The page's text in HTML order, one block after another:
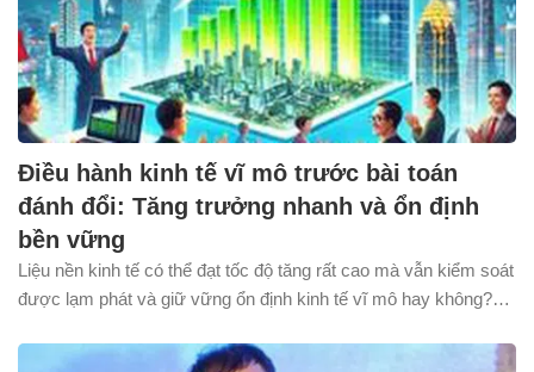
Điều hành kinh tế vĩ mô trước bài toán
đánh đổi: Tăng trưởng nhanh và ổn định
bền vững
Liệu nền kinh tế có thể đạt tốc độ tăng rất cao mà vẫn kiểm soát
được lạm phát và giữ vững ổn định kinh tế vĩ mô hay không?
toán tìm kiếm phương thức điều hành hiệu quả để dung hòa